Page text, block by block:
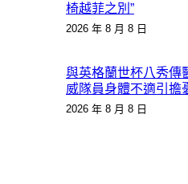
椅越菲之別”
2026 年 8 月 8 日
與英格蘭世杯八秀傳
威隊員身體不適引擔
2026 年 8 月 8 日